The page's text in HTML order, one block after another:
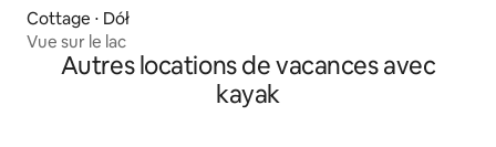
Cottage ⋅ Dół
Vue sur le lac
Autres locations de vacances avec
kayak